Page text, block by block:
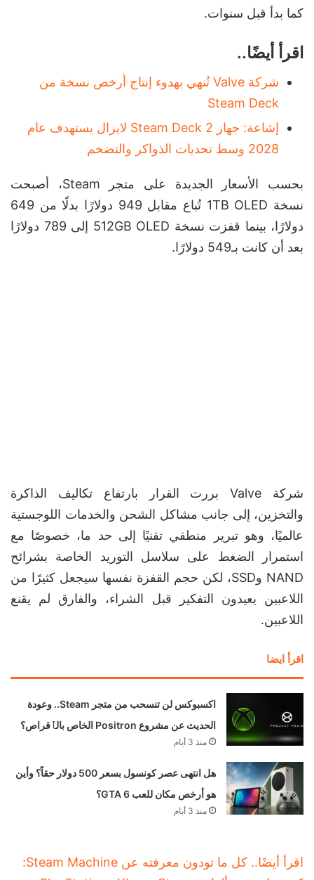
كما بدأ قبل سنوات.
اقرأ أيضًا..
شركة Valve تُنهي بهدوء إنتاج أرخص نسخة من
Steam Deck
إشاعة: جهاز Steam Deck 2 لايزال يستهدف عام
2028 وسط تحديات الذواكر والتضخم
بحسب الأسعار الجديدة على متجر Steam، أصبحت
نسخة 1TB OLED تُباع مقابل 949 دولارًا بدلًا من 649
دولارًا، بينما قفزت نسخة 512GB OLED إلى 789 دولارًا
بعد أن كانت بـ549 دولارًا.
شركة Valve بررت القرار بارتفاع تكاليف الذاكرة
والتخزين، إلى جانب مشاكل الشحن والخدمات اللوجستية
عالميًا، وهو تبرير منطقي تقنيًا إلى حد ما، خصوصًا مع
استمرار الضغط على سلاسل التوريد الخاصة بشرائح
NAND وSSD، لكن حجم القفزة نفسها سيجعل كثيرًا من
اللاعبين يعيدون التفكير قبل الشراء، والفارق لم يقنع
اللاعبين.
اقرأ ايضا
اكسبوكس لن تنسحب من متجر Steam.. وعودة
الحديث عن مشروع Positron الخاص بالٱقراص؟
منذ 3 أيام
هل انتهى عصر كونسول بسعر 500 دولار حقاً؟ وأين
هو أرخص مكان للعب GTA 6؟
منذ 3 أيام
اقرأ أيضًا.. كل ما تودون معرفته عن Steam Machine: